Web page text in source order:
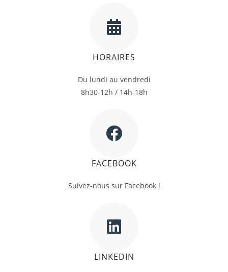
HORAIRES
Du lundi au vendredi
8h30-12h / 14h-18h
FACEBOOK
Suivez-nous sur Facebook !
LINKEDIN